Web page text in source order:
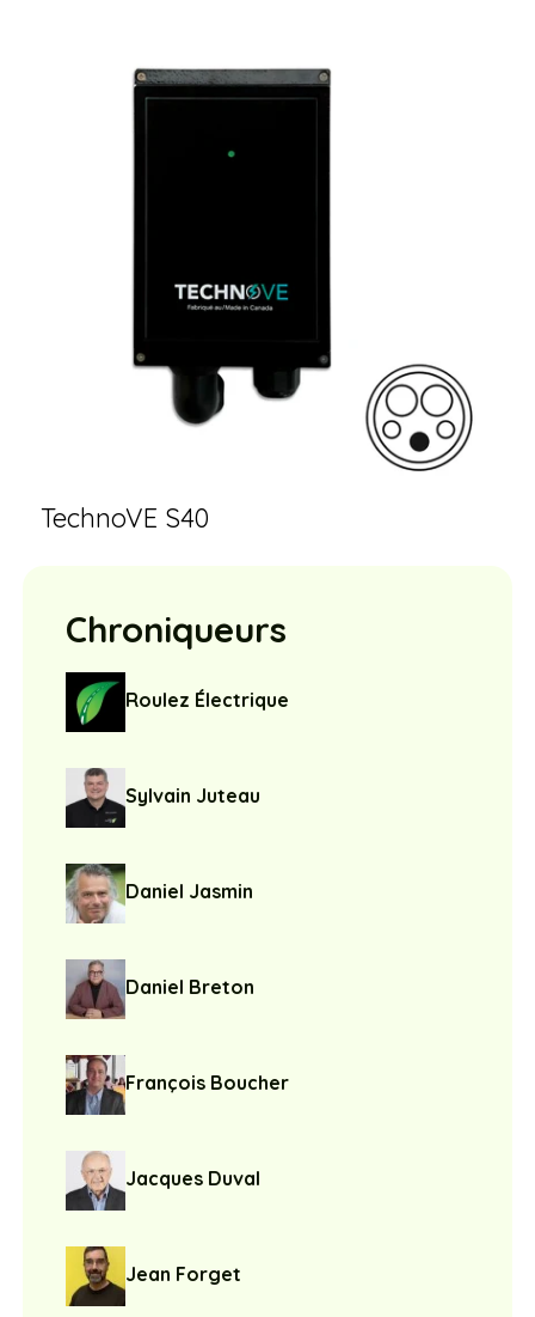
TechnoVE S40
Chroniqueurs
Roulez Électrique
Sylvain Juteau
Daniel Jasmin
Daniel Breton
François Boucher
Jacques Duval
Jean Forget